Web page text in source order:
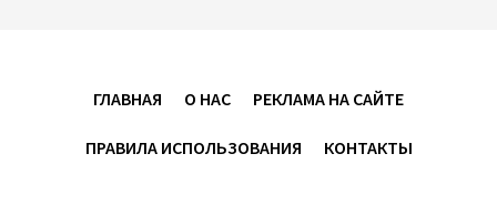
Вашингтонский саммит стал отправной точкой
Арменией — Ариэль Коэн
ГЛАВНАЯ О НАС РЕКЛАМА НА САЙТЕ
ПРАВИЛА ИСПОЛЬЗОВАНИЯ КОНТАКТЫ